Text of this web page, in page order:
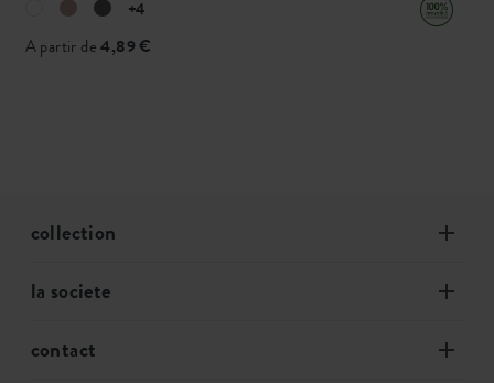
+4
A partir de4,89 €
collection
la societe
contact